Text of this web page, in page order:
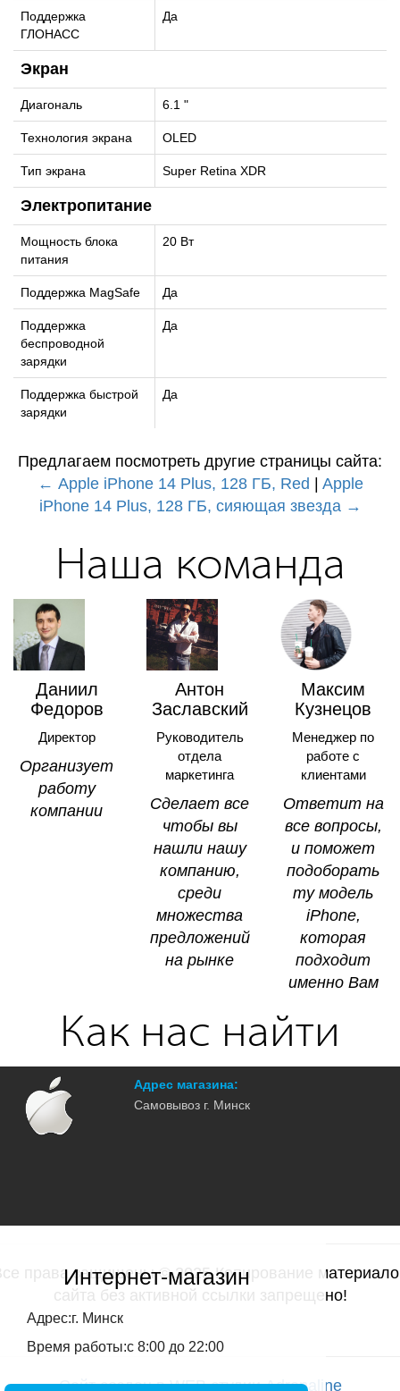
Поддержка
ГЛОНАСС
Да
Экран
Диагональ 6.1 "
Технология экрана OLED
Тип экрана Super Retina XDR
Электропитание
Мощность блока
питания
20 Вт
Поддержка MagSafe Да
Поддержка
беспроводной
зарядки
Да
Поддержка быстрой
зарядки
Да
Предлагаем посмотреть другие страницы сайта:
← Apple iPhone 14 Plus, 128 ГБ, Red
Apple
iPhone 14 Plus, 128 ГБ, сияющая звезда →
Наша команда
Даниил
Федоров
Директор
Opгaнизyeт
paбoтy
кoмпaнии
Антон
Заславский
Руководитель
отдела
маркетинга
Cдeлaeт вce
чтoбы вы
нaшли нaшy
кoмпaнию,
cpeди
мнoжecтвa
пpeдлoжeний
нa pынкe
Максим
Кузнецов
Менеджер по
работе с
клиентами
Oтвeтит нa
вce вoпpocы,
и пoмoжeт
пoдoбopaть
тy мoдeль
iPhone,
кoтopaя
пoдxoдит
имeннo Baм
Как нас найти
Интернет-магазин
Адрес:г. Минск
Время работы:с 8:00 до 22:00
Адрес магазина:
Самовывоз г. Минск
права защищены © 2025 Копирование
сайта без активной ссылки запрещено!
Сайт создан в WEB студии Adrenaline